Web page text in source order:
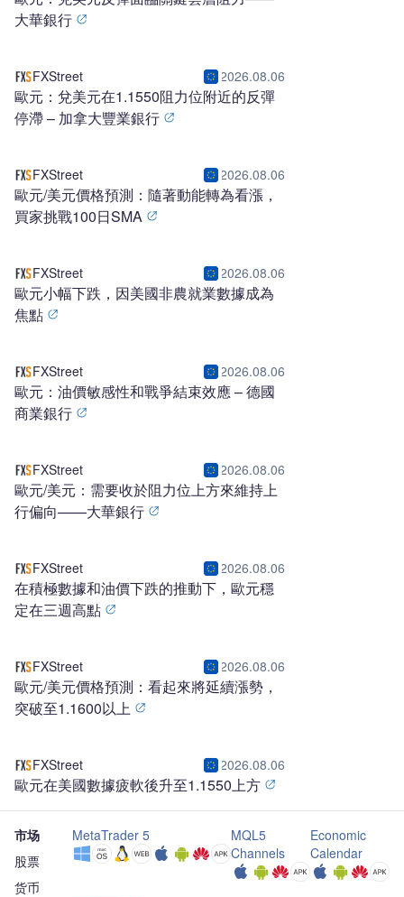
大華銀行
FXStreet 2026.08.06
歐元：兌美元在1.1550阻力位附近的反彈
停滯 – 加拿大豐業銀行
FXStreet 2026.08.06
歐元/美元價格預測：隨著動能轉為看漲，
買家挑戰100日SMA
FXStreet 2026.08.06
歐元小幅下跌，因美國非農就業數據成為
焦點
FXStreet 2026.08.06
歐元：油價敏感性和戰爭結束效應 – 德國
商業銀行
FXStreet 2026.08.06
歐元/美元：需要收於阻力位上方來維持上
行偏向——大華銀行
FXStreet 2026.08.06
在積極數據和油價下跌的推動下，歐元穩
定在三週高點
FXStreet 2026.08.06
歐元/美元價格預測：看起來將延續漲勢，
突破至1.1600以上
FXStreet 2026.08.06
歐元在美國數據疲軟後升至1.1550上方
市场
股票
货币
MetaTrader 5
MQL5
Channels
Economic
Calendar